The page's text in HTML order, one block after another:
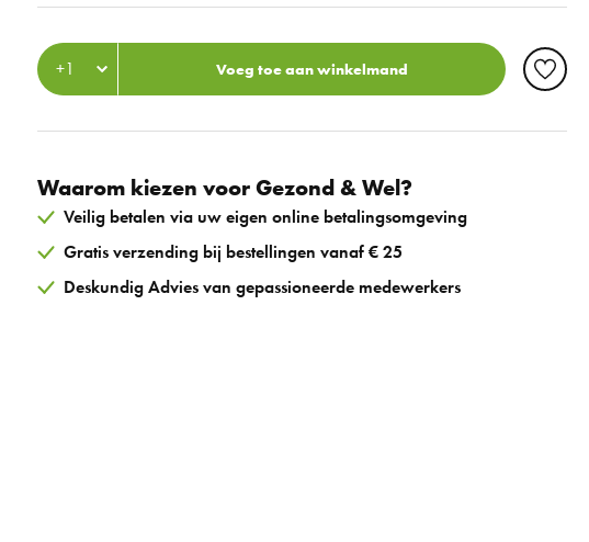
Voeg toe aan winkelmand
Waarom kiezen voor Gezond & Wel?
Veilig betalen via uw eigen online betalingsomgeving
Gratis verzending bij bestellingen vanaf € 25
Deskundig Advies van gepassioneerde medewerkers